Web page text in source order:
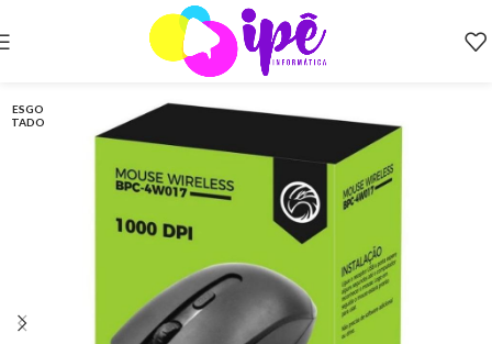
ESGO
TADO